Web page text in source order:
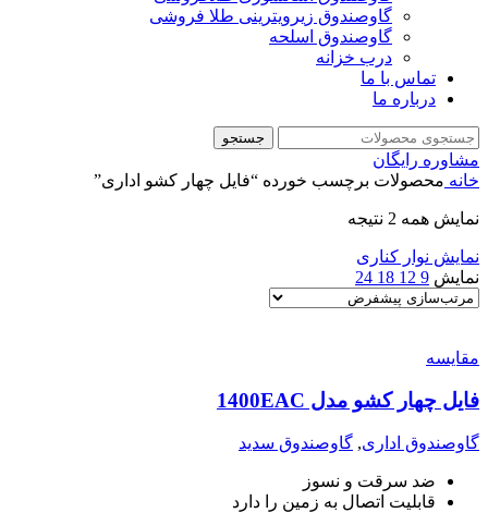
گاوصندوق زیرویترینی طلا فروشی
گاوصندوق اسلحه
درب خزانه
تماس با ما
درباره ما
جستجو
مشاوره رایگان
خانه محصولات برچسب خورده “فایل چهار کشو اداری”
نمایش همه 2 نتیجه
نمایش نوار کناری
نمایش 9
12
18
24
مقايسه
فایل چهار کشو مدل 1400EAC
گاوصندوق اداری, گاوصندوق سدید
ضد سرقت و نسوز
قابلیت اتصال به زمین را دارد